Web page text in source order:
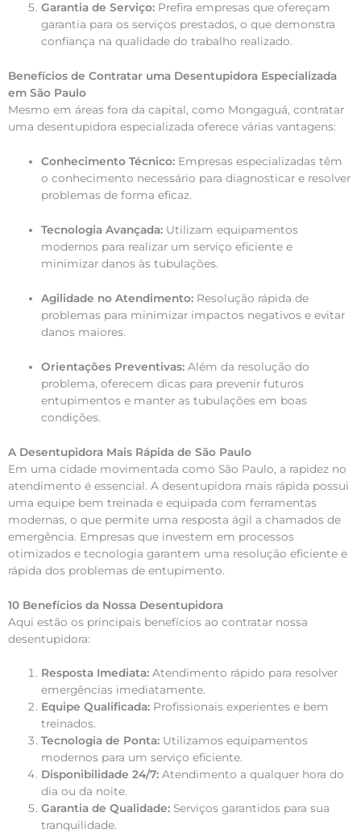
Garantia de Serviço: Prefira empresas que ofereçam
garantia para os serviços prestados, o que demonstra
confiança na qualidade do trabalho realizado.
Benefícios de Contratar uma Desentupidora Especializada
em São Paulo
Mesmo em áreas fora da capital, como Mongaguá, contratar
uma desentupidora especializada oferece várias vantagens:
Conhecimento Técnico: Empresas especializadas têm
o conhecimento necessário para diagnosticar e resolver
problemas de forma eficaz.
Tecnologia Avançada: Utilizam equipamentos
modernos para realizar um serviço eficiente e
minimizar danos às tubulações.
Agilidade no Atendimento: Resolução rápida de
problemas para minimizar impactos negativos e evitar
danos maiores.
Orientações Preventivas: Além da resolução do
problema, oferecem dicas para prevenir futuros
entupimentos e manter as tubulações em boas
condições.
A Desentupidora Mais Rápida de São Paulo
Em uma cidade movimentada como São Paulo, a rapidez no
atendimento é essencial. A desentupidora mais rápida possui
uma equipe bem treinada e equipada com ferramentas
modernas, o que permite uma resposta ágil a chamados de
emergência. Empresas que investem em processos
otimizados e tecnologia garantem uma resolução eficiente e
rápida dos problemas de entupimento.
10 Benefícios da Nossa Desentupidora
Aqui estão os principais benefícios ao contratar nossa
desentupidora:
Resposta Imediata: Atendimento rápido para resolver
emergências imediatamente.
Equipe Qualificada: Profissionais experientes e bem
treinados.
Tecnologia de Ponta: Utilizamos equipamentos
modernos para um serviço eficiente.
Disponibilidade 24/7: Atendimento a qualquer hora do
dia ou da noite.
Garantia de Qualidade: Serviços garantidos para sua
tranquilidade.